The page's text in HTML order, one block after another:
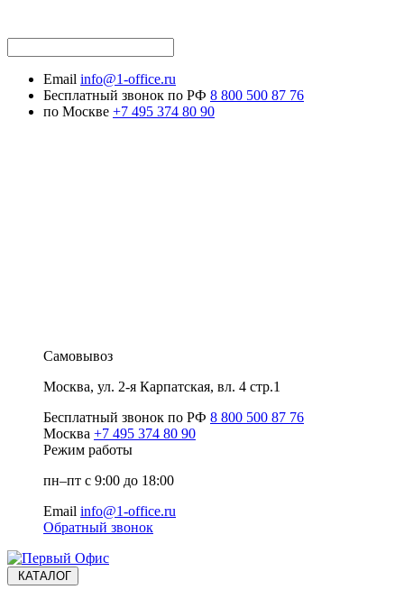
Email info@1-office.ru
Бесплатный звонок по РФ 8 800 500 87 76
по Москве +7 495 374 80 90
Самовывоз
Москва, ул. 2-я Карпатская, вл. 4 стр.1
Бесплатный звонок по РФ 8 800 500 87 76
Москва +7 495 374 80 90
Режим работы
пн–пт с 9:00 до 18:00
Email info@1-office.ru
Обратный звонок
КАТАЛОГ